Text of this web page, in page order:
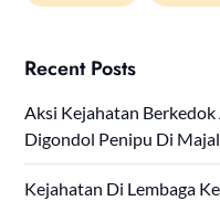
Recent Posts
Aksi Kejahatan Berkedok
Digondol Penipu Di
Kejahatan Di Lembaga